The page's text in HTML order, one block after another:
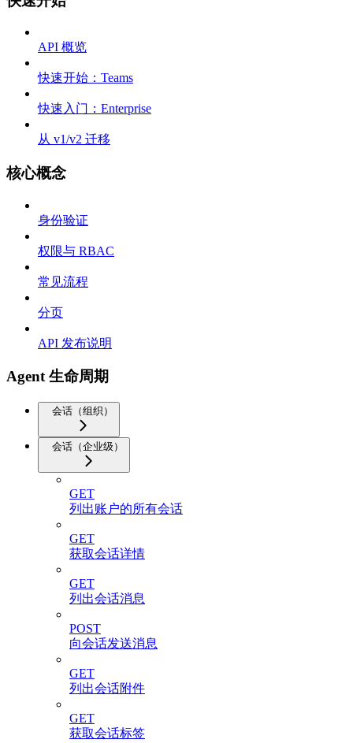
API 概览
快速开始：Teams
快速入门：Enterprise
从 v1/v2 迁移
核心概念
身份验证
权限与 RBAC
常见流程
分页
API 发布说明
Agent 生命周期
会话（组织）
会话（企业级）
GET
列出账户的所有会话
GET
获取会话详情
GET
列出会话消息
POST
向会话发送消息
GET
列出会话附件
GET
获取会话标签